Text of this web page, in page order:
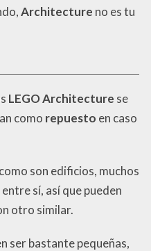
Architecture no es tu
LEGO Architecture se
como repuesto en caso
son edificios, muchos
sí, así que pueden
otro similar.
ser bastante pequeñas,